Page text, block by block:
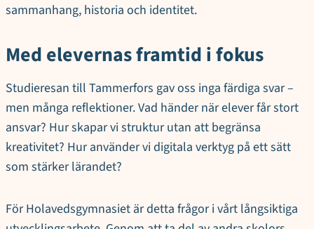
sammanhang, historia och identitet.
Med elevernas framtid i fokus
Studieresan till Tammerfors gav oss inga färdiga svar –
men många reflektioner. Vad händer när elever får stort
ansvar? Hur skapar vi struktur utan att begränsa
kreativitet? Hur använder vi digitala verktyg på ett sätt
som stärker lärandet?
För Holavedsgymnasiet är detta frågor i vårt långsiktiga